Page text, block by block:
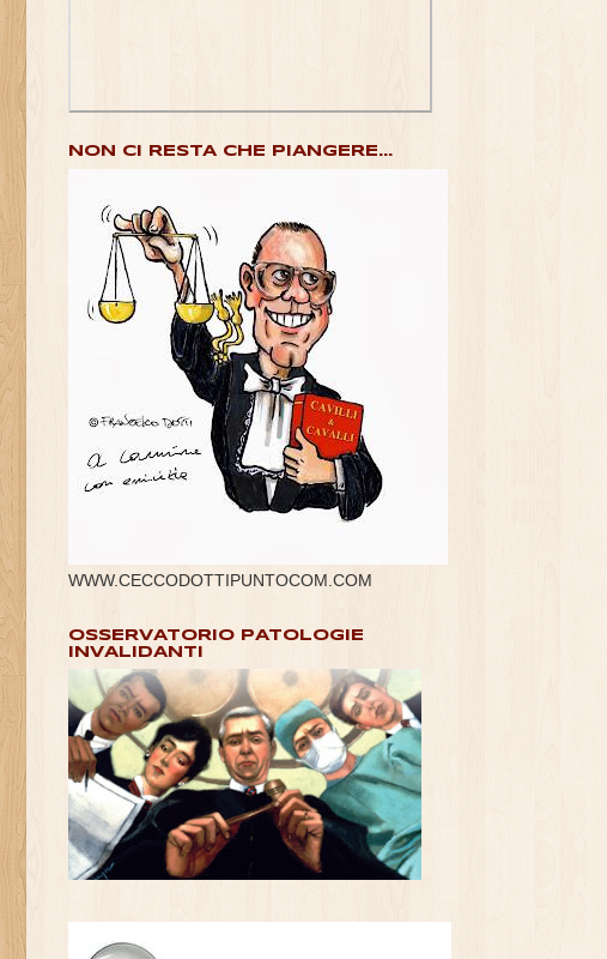
NON CI RESTA CHE PIANGERE...
WWW.CECCODOTTIPUNTOCOM.COM
OSSERVATORIO PATOLOGIE
INVALIDANTI